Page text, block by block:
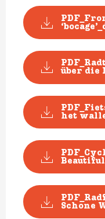
über die
het
Schone